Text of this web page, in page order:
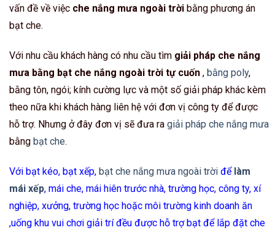
vấn đề về việc che nắng mưa ngoài trời bằng phương án
bạt che.
Với nhu cầu khách hàng có nhu cầu tìm giải pháp che nắng
mưa bằng bạt che nắng ngoài trời tự cuốn , bằng poly,
bằng tôn, ngói; kính cường lực và một số giải pháp khác kèm
theo nữa khi khách hàng liên hệ với đơn vị công ty để được
hỗ trợ. Nhưng ở đây đơn vị sẽ đưa ra giải pháp che nắng mưa
bằng bạt che.
Với bạt kéo, bạt xếp, bạt che nắng mưa ngoài trời để làm
mái xếp, mái che, mái hiên trước nhà, trường học, công ty, xí
nghiệp, xưởng, trường học hoặc môi trường kinh doanh ăn
,uống khu vui chơi giải trí đều được hỗ trợ bạt để lắp đặt che